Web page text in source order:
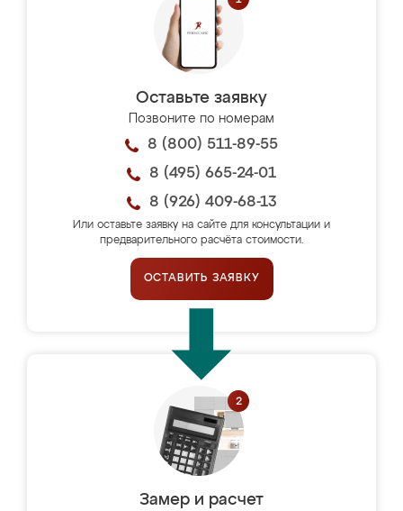
Оставьте заявку
Позвоните по номерам
8 (800) 511-89-55
8 (495) 665-24-01
8 (926) 409-68-13
Или оставьте заявку на сайте для консультации и
предварительного расчёта стоимости.
ОСТАВИТЬ ЗАЯВКУ
Замер и расчет